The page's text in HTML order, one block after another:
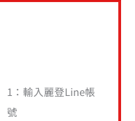
1：輸入麗登Line帳
號